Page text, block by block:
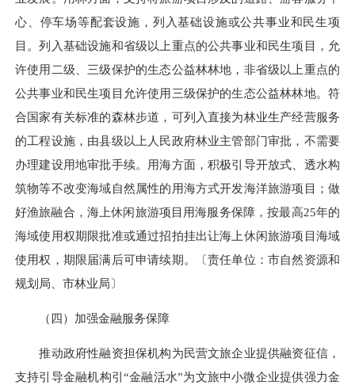
心、停车场等配套设施，列入基础设施或公共事业和民生项
目。列入基础设施和省级以上重点的公共事业和民生项目，允
许使用二级、三级保护的生态公益林林地，非省级以上重点的
公共事业和民生项目允许使用三级保护的生态公益林林地。符
合国家有关标准的森林步道，可列入直接为林业生产经营服务
的工程设施，由县级以上人民政府林业主管部门审批，不需要
办理建设用地审批手续。用海方面，积极引导开放式、透水构
筑物等不改变海域自然属性的用海方式开发海洋旅游项目；做
好渔旅融合，海上休闲旅游项目用海服务保障，按最高25年的
海域使用权期限批准或通过招拍挂出让海上休闲旅游项目海域
使用权，期限届满后可申请续期。〔责任单位：市自然资源和
规划局、市林业局〕
（四）加强金融服务保障
推动政府性融资担保机构为民营文旅企业提供融资征信，
支持引导金融机构引“金融活水”为文旅中小微企业提供强力金